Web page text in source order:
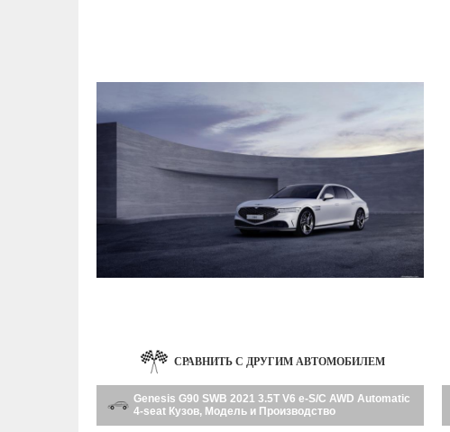
СРАВНИТЬ С ДРУГИМ АВТОМОБИЛЕМ
Genesis G90 SWB 2021 3.5T V6 e-S/C AWD Automatic
4-seat Кузов, Модель и Производство